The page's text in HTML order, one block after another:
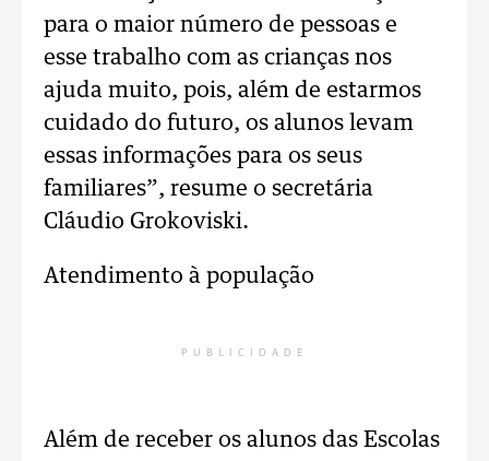
para o maior número de pessoas e
esse trabalho com as crianças nos
ajuda muito, pois, além de estarmos
cuidado do futuro, os alunos levam
essas informações para os seus
familiares”, resume o secretária
Cláudio Grokoviski.
Atendimento à população
PUBLICIDADE
Além de receber os alunos das Escolas